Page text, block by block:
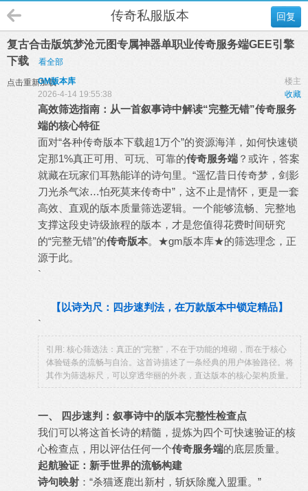
回复
传奇私服版本
复古合击版筑梦沧元图专属神器单职业传奇服务端GEE引擎
下载
看全部
点击重新加载 楼主
GM版本库
收藏
2026-4-14 19:55:38
高效筛选指南：从一首叙事诗中解读“完整无错”传奇服务
端的核心特征
面对“各种传奇版本下载超1万个”的资源海洋，如何快速锁
定那1%真正可用、可玩、可靠的传奇服务端 ？或许，答案
就藏在玩家们耳熟能详的诗句里。“遥忆昔日传奇梦，剑影
刀光杀气浓…怕死莫来传奇中”，这不止是情怀，更是一套
高效、直观的版本质量筛选逻辑。一个能够流畅、完整地
支撑这段史诗级旅程的版本，才是您值得花费时间研究
的“完整无错”的传奇版本。★gm版本库★的筛选理念，正
源于此。
`
【以诗为尺：四步速判法，在万款版本中锁定精品】
`
引用: 核心筛选法：真正的“完整”，不在于功能的堆砌，而在于核心
体验链条的流畅与自洽。这首诗描述了一条经典的用户体验路径。将
其作为筛选标尺，可以穿透华丽的外表，直达版本的核心架构质量。
一、 四步速判：叙事诗中的版本完整性检查点
我们可以将这首长诗的精髓，提炼为四个可快速验证的核
心检查点，用以评估任何一个传奇服务端的底层质量。
起航验证：新手世界的流畅构建
诗句映射 ：“杀猫逐鹿出新村，斩妖除魔入盟重。”